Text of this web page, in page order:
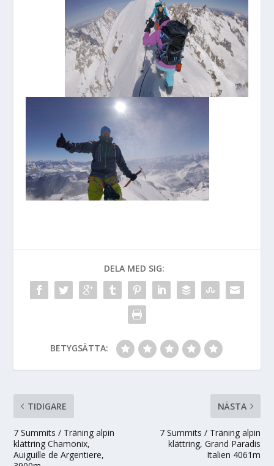
DELA MED SIG:
BETYGSÄTTA:
TIDIGARE
7 Summits / Träning alpin
klättring Chamonix,
Auiguille de Argentiere,
NÄSTA
7 Summits / Träning alpin
klättring, Grand Paradis
Italien 4061m